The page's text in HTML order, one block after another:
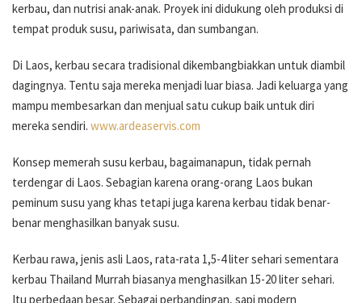
kerbau, dan nutrisi anak-anak. Proyek ini didukung oleh produksi di
tempat produk susu, pariwisata, dan sumbangan.
Di Laos, kerbau secara tradisional dikembangbiakkan untuk diambil
dagingnya. Tentu saja mereka menjadi luar biasa. Jadi keluarga yang
mampu membesarkan dan menjual satu cukup baik untuk diri
mereka sendiri. www.ardeaservis.com
Konsep memerah susu kerbau, bagaimanapun, tidak pernah
terdengar di Laos. Sebagian karena orang-orang Laos bukan
peminum susu yang khas tetapi juga karena kerbau tidak benar-
benar menghasilkan banyak susu.
Kerbau rawa, jenis asli Laos, rata-rata 1,5-4 liter sehari sementara
kerbau Thailand Murrah biasanya menghasilkan 15-20 liter sehari.
Itu perbedaan besar. Sebagai perbandingan, sapi modern